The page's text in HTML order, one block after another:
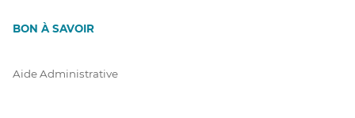
BON À SAVOIR
Aide Administrative